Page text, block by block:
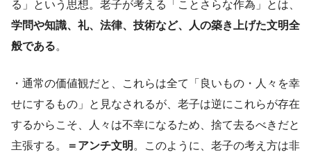
る」という思想。老子が考える「ことさらな作為」とは、
学問や知識、礼、法律、技術など、人の築き上げた文明全
般である。
・通常の価値観だと、これらは全て「良いもの・人々を幸
せにするもの」と見なされるが、老子は逆にこれらが存在
するからこそ、人々は不幸になるため、捨て去るべきだと
主張する。
＝アンチ文明 。このように、老子の考え方は非